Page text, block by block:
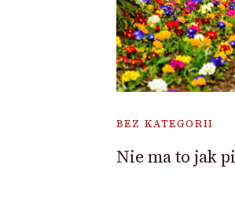
BEZ KATEGORII
Nie ma to jak